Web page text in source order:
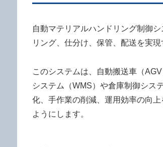
自動マテリアルハンドリング制御
リング、仕分け、保管、配送を実
このシステムは、自動搬送車（
システム（WMS）や倉庫制御シス
化、手作業の削減、運用効率の向
ようにします。